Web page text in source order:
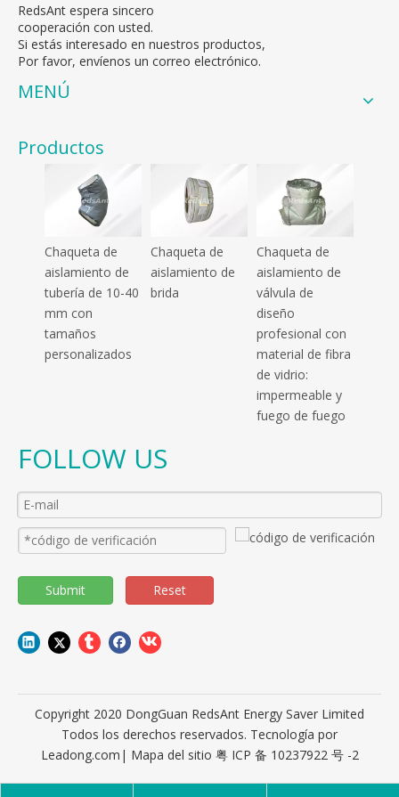
RedsAnt espera sincero
cooperación con usted.
Si estás interesado en nuestros productos,
Por favor, envíenos un correo electrónico.
MENÚ
Productos
Chaqueta de
aislamiento de
tubería de 10-40
mm con
tamaños
personalizados
Chaqueta de
aislamiento de
brida
Chaqueta de
aislamiento de
válvula de
diseño
profesional con
material de fibra
de vidrio:
impermeable y
fuego de fuego
FOLLOW US
Submit Reset
Copyright 2020 DongGuan RedsAnt Energy Saver Limited
Todos los derechos reservados. Tecnología por
Leadong.com | Mapa del sitio 粤 ICP 备 10237922 号 -2